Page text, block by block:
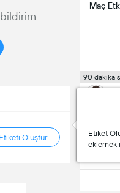
Oluştur
Maç
90 dakika
Etiket
eklemek